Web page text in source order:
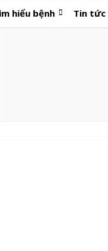
hiểu bệnh Tin tức